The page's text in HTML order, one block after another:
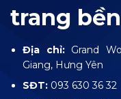
trang
Địa chỉ:Grand
Giang, Hưng Yên
SĐT: 093 630 36 32